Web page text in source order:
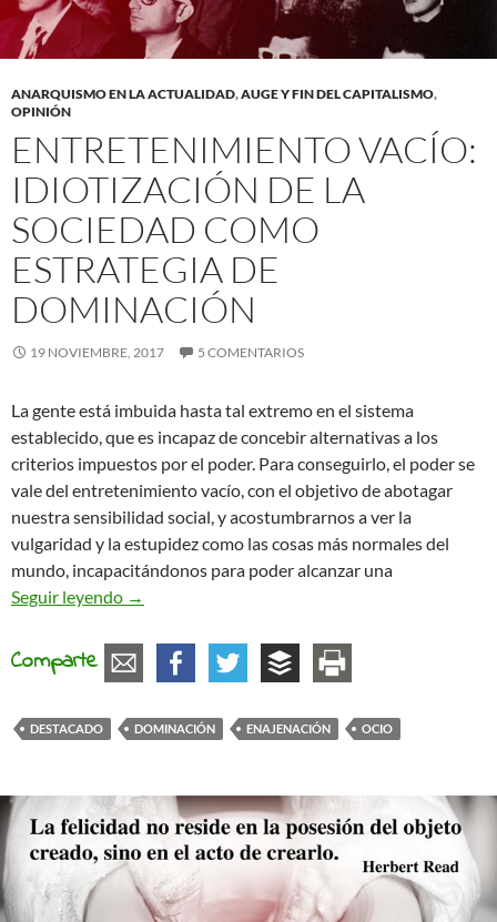
ANARQUISMO EN LA ACTUALIDAD,AUGE Y FIN DEL CAPITALISMO,
OPINIÓN
ENTRETENIMIENTO VACÍO:
IDIOTIZACIÓN DE LA
SOCIEDAD COMO
ESTRATEGIA DE
DOMINACIÓN
19 NOVIEMBRE, 2017 5 COMENTARIOS
La gente está imbuida hasta tal extremo en el sistema
establecido, que es incapaz de concebir alternativas a los
criterios impuestos por el poder. Para conseguirlo, el poder se
vale del entretenimiento vacío, con el objetivo de abotagar
nuestra sensibilidad social, y acostumbrarnos a ver la
vulgaridad y la estupidez como las cosas más normales del
mundo, incapacitándonos para poder alcanzar una
Seguir leyendo Entretenimiento vacío: idiotización de la
→
Comparte
DESTACADO DOMINACIÓN ENAJENACIÓN OCIO